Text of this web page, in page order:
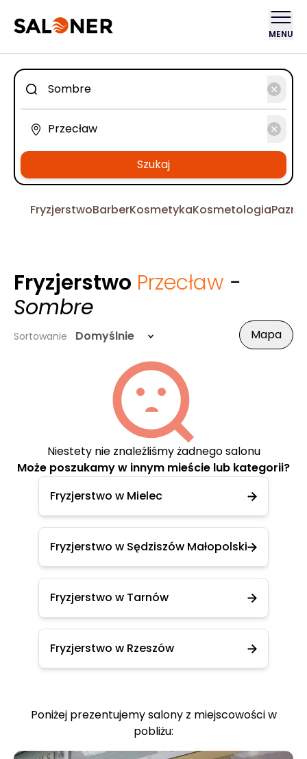
MENU
Szukaj
FryzjerstwoBarberKosmetykaKosmetologia
Fryzjerstwo Przecław -
Sombre
Sortowanie Domyślnie Mapa
Niestety nie znaleźliśmy żadnego salonu
Może poszukamy w innym mieście lub kategorii?
Fryzjerstwo w Mielec
Fryzjerstwo w Sędziszów Małopolski
Fryzjerstwo w Tarnów
Fryzjerstwo w Rzeszów
Poniżej prezentujemy salony z miejscowości w
pobliżu: